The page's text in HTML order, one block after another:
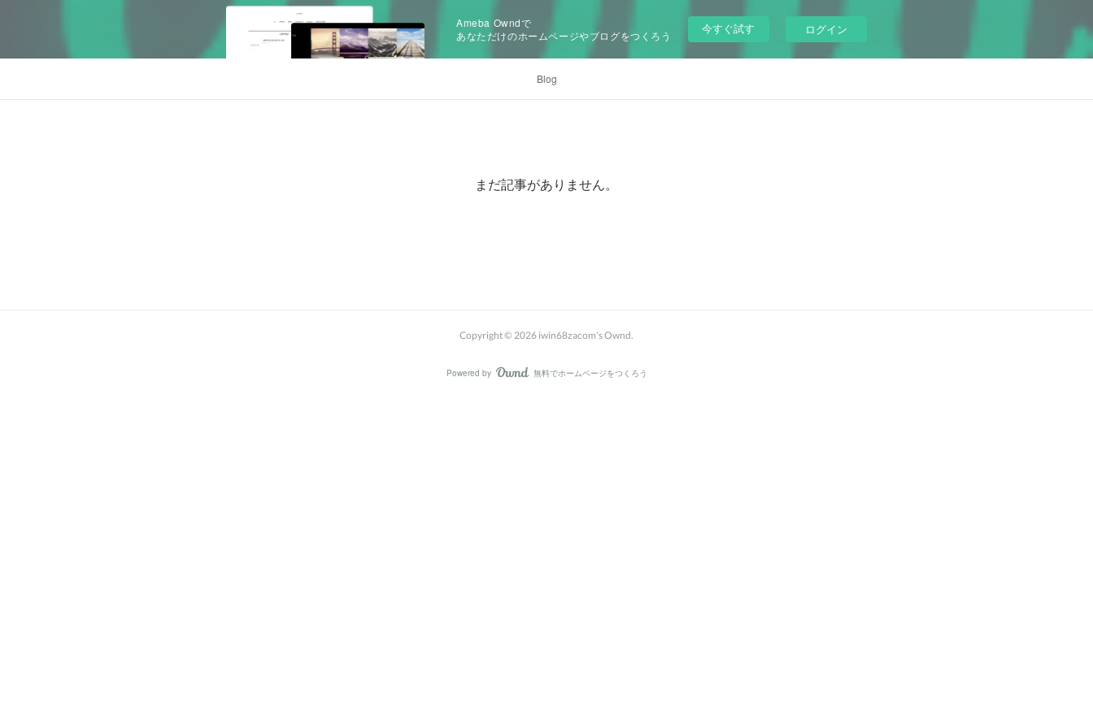
Ameba Owndで
あなただけのホームページやブログをつくろう
今すぐ試す ログイン
Blog
まだ記事がありません。
Copyright © 2026 iwin68zacom's Ownd.
Powered by AmebaOwnd
無料でホームページをつくろう